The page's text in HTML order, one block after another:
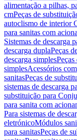
alimentação a pilhas,
cmPeças de
autoclismo de interior
para sanitas com
Sistemas de descarga
descarga duplaPeças
descarga simplesPeças
simplesAcessórios
sanitasPeças de
sistemas de descarga
substituição para
para sanita com
Para sistemas de
eletrónicoMódulos
para sanitasPeças de